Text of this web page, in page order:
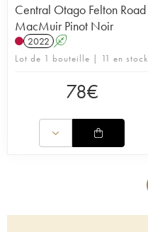
Central Otago Felton Road
MacMuir Pinot Noir
2022 A
Lot de 1 bouteille | 11 en stock
78€